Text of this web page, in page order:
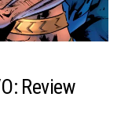
Review